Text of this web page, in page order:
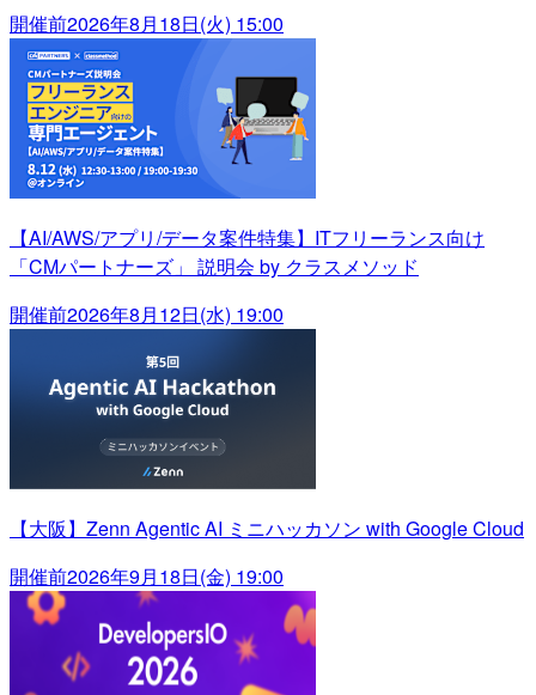
開催前2026年8月18日(火) 15:00
【AI/AWS/アプリ/データ案件特集】ITフリーランス向け
「CMパートナーズ」 説明会 by クラスメソッド
開催前2026年8月12日(水) 19:00
【大阪】Zenn Agentic AI ミニハッカソン with Google Cloud
開催前2026年9月18日(金) 19:00